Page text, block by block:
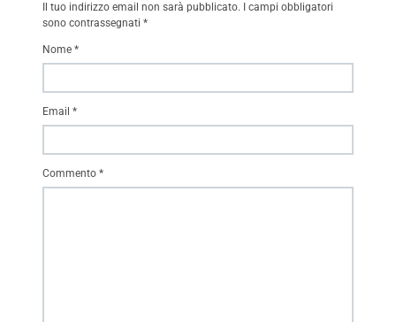
Il tuo indirizzo email non sarà pubblicato.
I campi obbligatori
sono contrassegnati *
Commento *
Nome *
Email *